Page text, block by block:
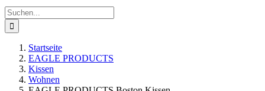
Suche
nach:
Startseite
EAGLE PRODUCTS
Kissen
Wohnen